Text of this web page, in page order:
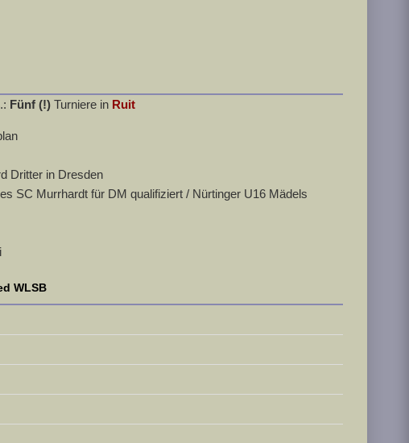
Fünf (!) Turniere in Ruit
Dritter in Dresden
SC Murrhardt für DM qualifiziert / Nürtinger U16 Mädels
WLSB